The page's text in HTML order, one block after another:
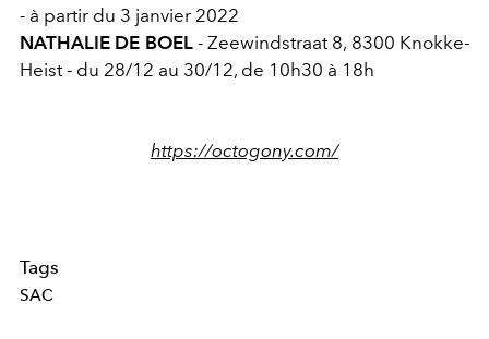
- à partir du 3 janvier 2022
NATHALIE DE BOEL- Zeewindstraat 8, 8300 Knokke-
Heist - du 28/12 au 30/12, de 10h30 à 18h
https://octogony.com/
Tags
SAC